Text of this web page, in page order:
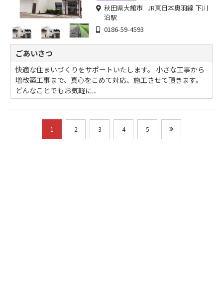
秋田県大館市 JR東日本奥羽線 下川
沿駅
0186-59-4593
ごあいさつ
快適な住まいづくりをサポートいたします。 小さな工事から
増改築工事まで、真心をこめて対応、施工させて頂きます。
どんなことでもお気軽に...
1 2 3 4 5